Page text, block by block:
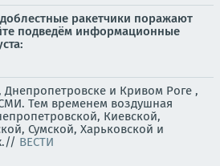
ракетчики поражают
подведём информационные
Днепропетровске и Кривом Роге ,
Тем временем воздушная
Киевской,
Сумской, Харьковской и
ВЕСТИ